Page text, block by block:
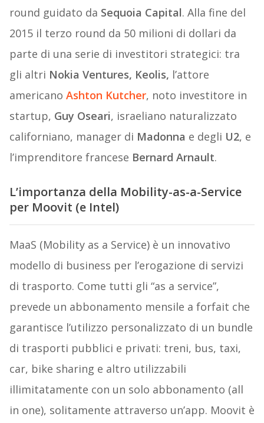
round guidato da Sequoia Capital. Alla fine del
2015 il terzo round da 50 milioni di dollari da
parte di una serie di investitori strategici: tra
gli altri Nokia Ventures, Keolis, l’attore
americano Ashton Kutcher, noto investitore in
startup, Guy Oseari, israeliano naturalizzato
californiano, manager di Madonna e degli U2, e
l’imprenditore francese Bernard Arnault.
L’importanza della Mobility-as-a-Service
per Moovit (e Intel)
MaaS (Mobility as a Service) è un innovativo
modello di business per l’erogazione di servizi
di trasporto. Come tutti gli “as a service”,
prevede un abbonamento mensile a forfait che
garantisce l’utilizzo personalizzato di un bundle
di trasporti pubblici e privati: treni, bus, taxi,
car, bike sharing e altro utilizzabili
illimitatamente con un solo abbonamento (all
in one), solitamente attraverso un’app. Moovit è